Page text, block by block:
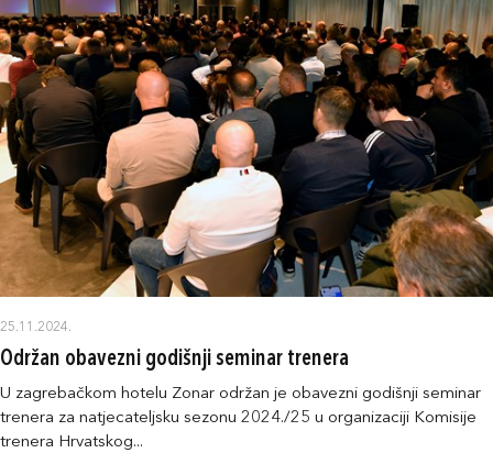
25.11.2024.
Održan obavezni godišnji seminar trenera
U zagrebačkom hotelu Zonar održan je obavezni godišnji seminar
trenera za natjecateljsku sezonu 2024./25 u organizaciji Komisije
trenera Hrvatskog...